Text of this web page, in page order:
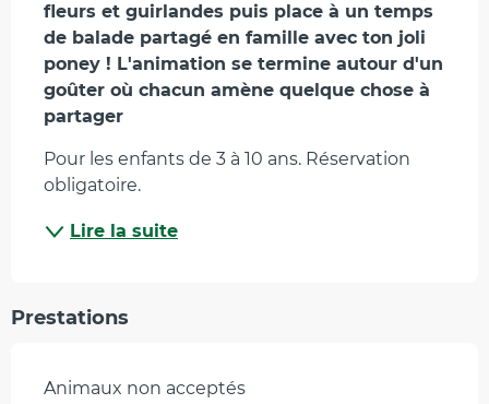
fleurs et guirlandes puis place à un temps
de balade partagé en famille avec ton joli
poney ! L'animation se termine autour d'un
goûter où chacun amène quelque chose à
partager
Pour les enfants de 3 à 10 ans. Réservation
obligatoire.
Lire la suite
Prestations
Animaux non acceptés